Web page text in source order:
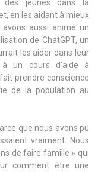
des jeunes dans la
en les aidant à mieux
avons aussi animé un
de ChatGPT, un
les aider dans leur
à un cours d’aide à
prendre conscience
de la population au
que nous avons pu
vraiment. Nous
de faire famille » qui
comment être une